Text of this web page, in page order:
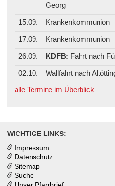
Georg
15.09. Krankenkommunion
17.09. Krankenkommunion
26.09. KDFB: Fahrt nach
02.10.
Wallfahrt nach
alle Termine im Überblick
WICHTIGE LINKS:
Impressum
Datenschutz
Sitemap
Suche